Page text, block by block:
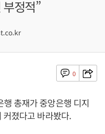
정적”
0
행 총재가 중앙은행 디지
커졌다고 바라봤다.